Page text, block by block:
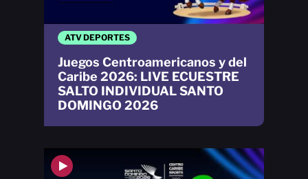
ATV DEPORTES
Juegos Centroamericanos y del
Caribe 2026: LIVE ECUESTRE
SALTO INDIVIDUAL SANTO
DOMINGO 2026